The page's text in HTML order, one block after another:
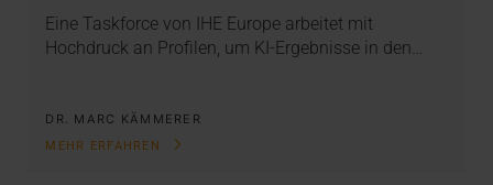
Eine Taskforce von IHE Europe arbeitet mit
Hochdruck an Profilen, um KI-Ergebnisse in den…
DR. MARC KÄMMERER
MEHR ERFAHREN